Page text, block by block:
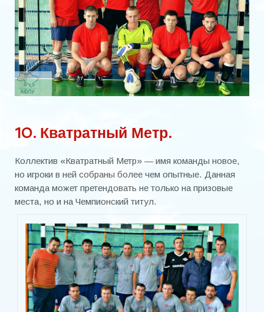
Кубок мэра
МИНИ-ФУТБОЛ
Чемпионат Украины 2019/20
Чемпионаты
Чемпионаты 2000-х
Чемпионат 2016
Чемпионат 2017
Чемпионат 2018
Чемпионат 2019
Чемпионат 2020
Всеукраинский турнир «Бизнес-лига»
Турнир среди силовых структур
10. Кватратный Метр.
Коллектив «Кватратный Метр» — имя команды новое,
но игроки в ней собраны более чем опытные. Данная
команда может претендовать не только на призовые
места, но и на Чемпионский титул.